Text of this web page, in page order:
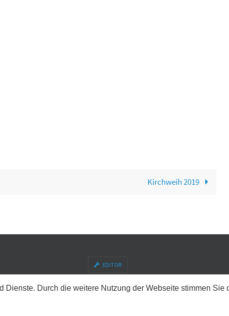
Durch die weitere Nutzung der Webseite stimmen Sie
Kirchweih 2019
EDITOR
© TSV Theilheim 1927 e. V.